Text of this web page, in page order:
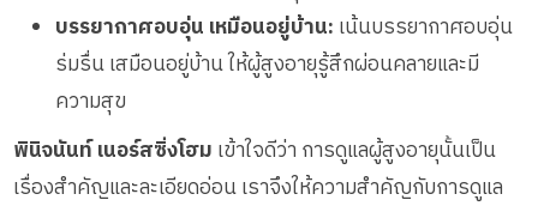
บรรยากาศอบอุ่น เหมือนอยู่บ้าน: เน้นบรรยากาศอบอุ่น
ร่มรื่น เสมือนอยู่บ้าน ให้ผู้สูงอายุรู้สึกผ่อนคลายและมี
ความสุข
พินิจนันท์ เนอร์สซิ่งโฮม เข้าใจดีว่า การดูแลผู้สูงอายุนั้นเป็น
เรื่องสำคัญและละเอียดอ่อน เราจึงให้ความสำคัญกับการดูแล